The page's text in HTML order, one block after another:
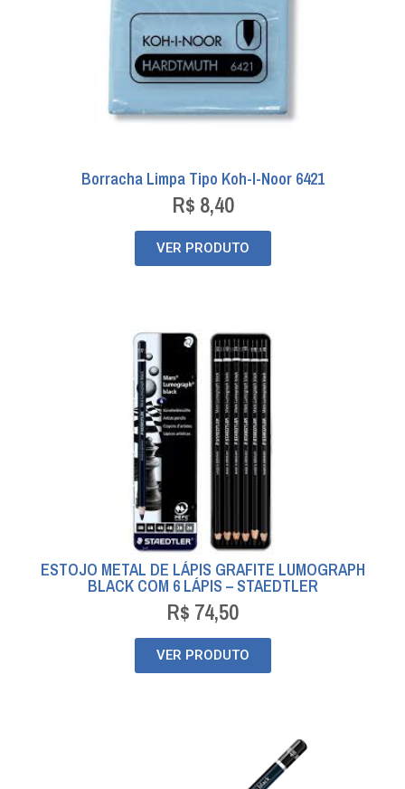
Borracha Limpa Tipo Koh-I-Noor 6421
R$ 8,40
VER PRODUTO
ESTOJO METAL DE LÁPIS GRAFITE LUMOGRAPH
BLACK COM 6 LÁPIS – STAEDTLER
R$ 74,50
VER PRODUTO